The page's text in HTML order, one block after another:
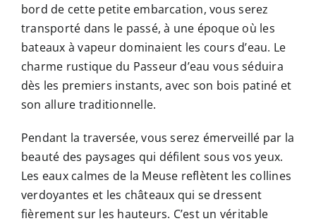
bord de cette petite embarcation, vous serez
transporté dans le passé, à une époque où les
bateaux à vapeur dominaient les cours d’eau. Le
charme rustique du Passeur d’eau vous séduira
dès les premiers instants, avec son bois patiné et
son allure traditionnelle.
Pendant la traversée, vous serez émerveillé par la
beauté des paysages qui défilent sous vos yeux.
Les eaux calmes de la Meuse reflètent les collines
verdoyantes et les châteaux qui se dressent
fièrement sur les hauteurs. C’est un véritable